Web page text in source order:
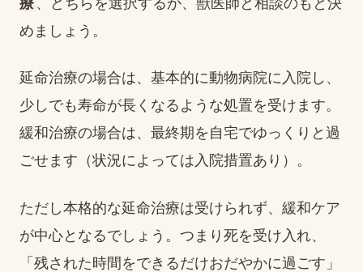
めましょう。
延命治療の場合は、基本的に動物病院に入院し、
少しでも寿命が長くなるような処置を受けます。
緩和治療の場合は、最終期を自宅でゆっくりと過
ごせます（状況によっては入院措置あり）。
ただし本格的な延命治療は受けられず、緩和ケア
が中心となるでしょう。つまり死を受け入れ、
「残された時間をできるだけおだやかに過ごす」